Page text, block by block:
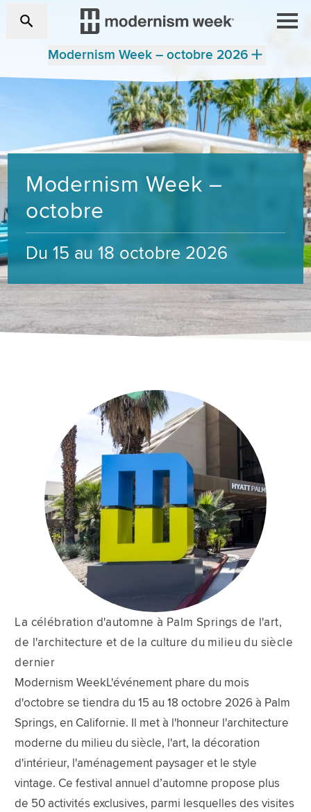
Modernism Week – octobre 2026
Modernism Week –
octobre
Du 15 au 18 octobre 2026
La célébration d'automne à Palm Springs de l'art,
de l'architecture et de la culture du milieu du siècle
dernier
Modernism WeekL'événement phare du mois
d'octobre se tiendra du 15 au 18 octobre 2026 à Palm
Springs, en Californie. Il met à l'honneur l'architecture
moderne du milieu du siècle, l'art, la décoration
d'intérieur, l'aménagement paysager et le style
vintage. Ce festival annuel d’automne propose plus
de 50 activités exclusives, parmi lesquelles des visites